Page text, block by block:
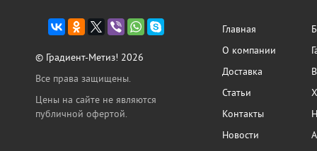
© Градиент-Метиз! 2026
Все права защищены.
Цены на сайте не являются
публичной офертой.
Главная
О компании
Доставка
Статьи
Контакты
Новости